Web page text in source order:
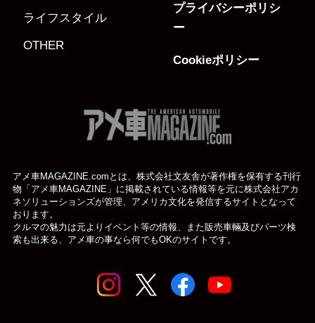
ライフスタイル
OTHER
プライバシーポリシ
ー
Cookieポリシー
アメ車MAGAZINE.comとは、株式会社文友舎が著作権を保有する刊行
物「アメ車MAGAZINE」に掲載されている情報等を元に株式会社アカ
ネソリューションズが管理、アメリカ文化を発信するサイトとなって
おります。
クルマの魅力は元よりイベント等の情報、また販売車輛及びパーツ検
索も出来る、アメ車の事なら何でもOKのサイトです。